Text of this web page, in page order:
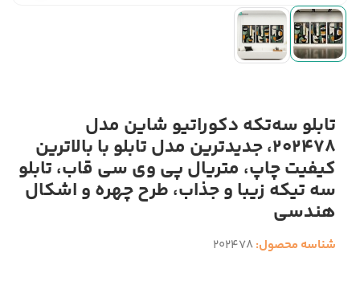
تابلو سه‌تکه دکوراتیو شاین مدل
202478، جدیدترین مدل تابلو با بالاترین
کیفیت چاپ، متریال پی وی سی قاب، تابلو
سه تیکه زیبا و جذاب، طرح چهره و اشکال
هندسی
شناسه محصول:202478